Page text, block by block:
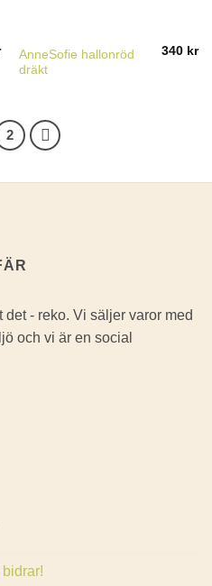
AnneSofie hallonröd
dräkt
340 kr
2
det - reko. Vi säljer varor med
och vi är en social